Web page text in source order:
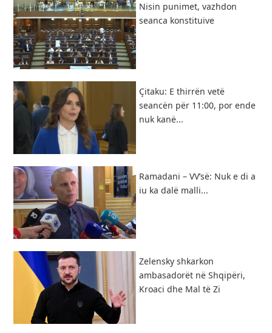
Nisin punimet, vazhdon
seanca konstituive
Çitaku: E thirrën vetë
seancën për 11:00, por ende
nuk kanë...
Ramadani – VV’së: Nuk e di a
iu ka dalë malli...
Zelensky shkarkon
ambasadorët në Shqipëri,
Kroaci dhe Mal të Zi